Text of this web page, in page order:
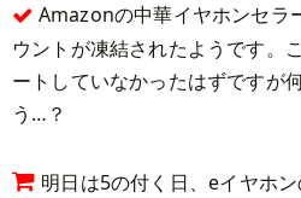
Amazonの中華イヤホンセラ
ウントが凍結されたようです。
ートしていなかったはずですが
う…？
明日は5の付く日、eイヤホン